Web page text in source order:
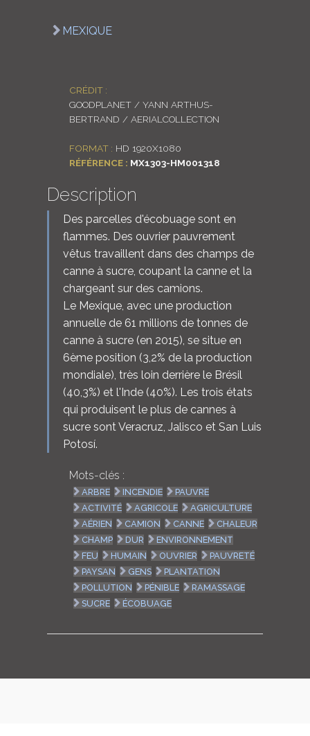
MEXIQUE
CRÉDIT :
GOODPLANET / YANN ARTHUS-
BERTRAND / AERIALCOLLECTION
FORMAT : HD 1920X1080
RÉFÉRENCE : MX1303-HM001318
Description
Des parcelles d'écobuage sont en
flammes. Des ouvrier pauvrement
vêtus travaillent dans des champs de
canne à sucre, coupant la canne et la
chargeant sur des camions.
Le Mexique, avec une production
annuelle de 61 millions de tonnes de
canne à sucre (en 2015), se situe en
6ème position (3,2% de la production
mondiale), très loin derrière le Brésil
(40,3%) et l'Inde (40%). Les trois états
qui produisent le plus de cannes à
sucre sont Veracruz, Jalisco et San Luis
Potosí.
Mots-clés :
ARBRE INCENDIE
PAUVRE
ACTIVITÉ
AGRICOLE
AGRICULTURE
AÉRIEN
CAMION CANNE
CHALEUR
CHAMP
DUR
ENVIRONNEMENT
FEU
HUMAIN OUVRIER
PAUVRETÉ
PAYSAN
GENS
PLANTATION
POLLUTION
PÉNIBLE
RAMASSAGE
SUCRE
ÉCOBUAGE